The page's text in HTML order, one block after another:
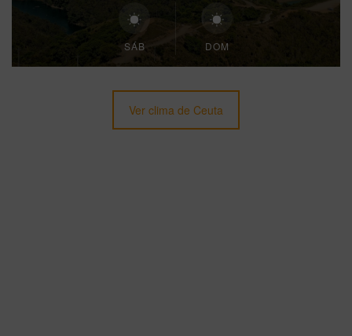
SÁB DOM
Ver clima de Ceuta